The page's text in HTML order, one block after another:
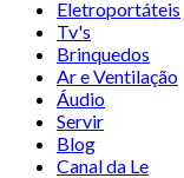
Eletroportáteis
Tv's
Brinquedos
Ar e Ventilação
Áudio
Servir
Blog
Canal da Le